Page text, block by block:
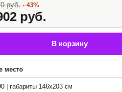
руб. - 43%
руб.
В корзину
место